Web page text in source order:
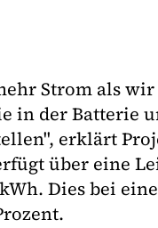
Strom als
in der Batterie
erklärt
über eine
Dies bei